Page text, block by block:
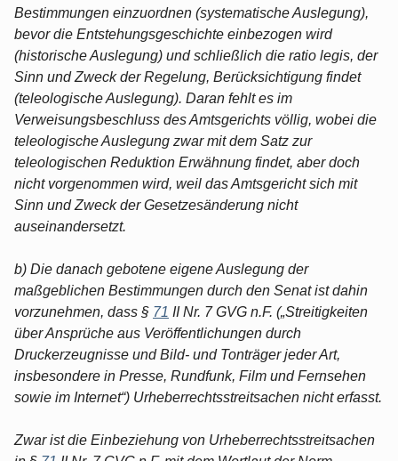
Bestimmungen einzuordnen (systematische Auslegung),
bevor die Entstehungsgeschichte einbezogen wird
(historische Auslegung) und schließlich die ratio legis, der
Sinn und Zweck der Regelung, Berücksichtigung findet
(teleologische Auslegung). Daran fehlt es im
Verweisungsbeschluss des Amtsgerichts völlig, wobei die
teleologische Auslegung zwar mit dem Satz zur
teleologischen Reduktion Erwähnung findet, aber doch
nicht vorgenommen wird, weil das Amtsgericht sich mit
Sinn und Zweck der Gesetzesänderung nicht
auseinandersetzt.
b) Die danach gebotene eigene Auslegung der
maßgeblichen Bestimmungen durch den Senat ist dahin
vorzunehmen, dass § 71 II Nr. 7 GVG n.F. („Streitigkeiten
über Ansprüche aus Veröffentlichungen durch
Druckerzeugnisse und Bild- und Tonträger jeder Art,
insbesondere in Presse, Rundfunk, Film und Fernsehen
sowie im Internet“) Urheberrechtsstreitsachen nicht erfasst.
Zwar ist die Einbeziehung von Urheberrechtsstreitsachen